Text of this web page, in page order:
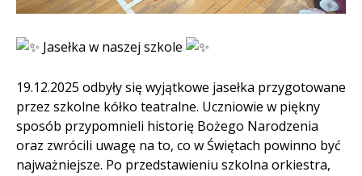
TreśćJasełka w naszej szkole
19.12.2025 odbyły się wyjątkowe jasełka przygotowane
przez szkolne kółko teatralne. Uczniowie w piękny
sposób przypomnieli historię Bożego Narodzenia
oraz zwrócili uwagę na to, co w Świętach powinno być
najważniejsze. Po przedstawieniu szkolna orkiestra,